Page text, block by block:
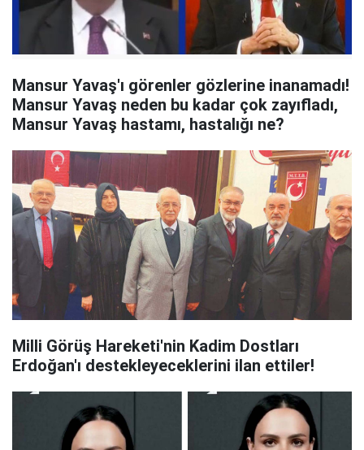
Mansur Yavaş'ı görenler gözlerine inanamadı!
Mansur Yavaş neden bu kadar çok zayıfladı,
Mansur Yavaş hastamı, hastalığı ne?
Milli Görüş Hareketi'nin Kadim Dostları
Erdoğan'ı destekleyeceklerini ilan ettiler!